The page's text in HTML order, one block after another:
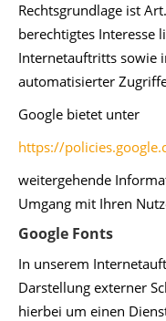
Rechtsgrundlage ist
berechtigtes Interesse
Internetauftritts sowie
automatisierter
Google bietet unter
https://
weitergehende
Umgang mit Ihren
Google Fonts
In unserem
Darstellung externer
hierbei um einen